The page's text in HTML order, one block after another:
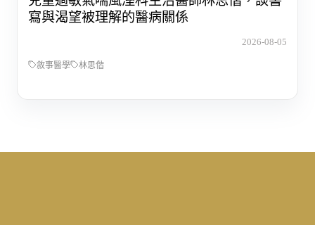
寫與渴望被理解的醫病關係
2026-08-05
敘事醫學 林思偕